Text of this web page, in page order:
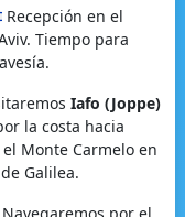
Recepción en el
Tiempo para
Iafo (Joppe)
la costa hacia
Monte Carmelo en
Galilea.